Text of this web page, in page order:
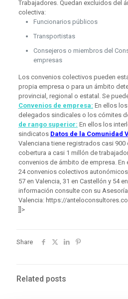
Trabajadores. Quedan excluidos del
colectiva:
Funcionarios públicos
Transportistas
Consejeros o miembros del
empresas
Los convenios colectivos pueden
propia empresa o para un ámbito
provincial, regional o estatal. Se
Convenios de empresa: En ellos
delegados sindicales o los cómites
de rango superior: En ellos los
sindicatos Datos de la Comunidad
Valenciana tiene registrados casi 900
cobertura a casi 1 millón de
convenios de ámbito de empresa. En
24 convenios colectivos
57 en Valencia, 31 en Castellón y 54
información consulte con su
Valencia: https://
]]>
Share
Related posts